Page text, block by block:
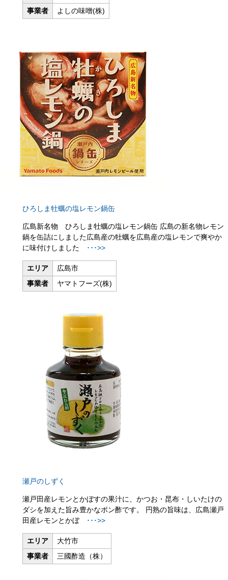
事業者
よしの味噌(株)
ひろしま牡蠣の塩レモン鍋缶
広島新名物 ひろしま牡蠣の塩レモン鍋缶 広島の新名物レモン
鍋を缶詰にしました広島産の牡蠣を広島産の塩レモンで爽やか
に味付けしました
･･･>>
エリア
広島市
事業者
ヤマトフーズ(株)
瀬戸のしずく
瀬戸田産レモンとかぼすの果汁に、かつお・昆布・しいたけの
ダシを加えた旨み豊かなポン酢です。 円熟の旨味は、広島瀬戸
田産レモンとかぼ
･･･>>
エリア
大竹市
事業者
三國酢造（株）